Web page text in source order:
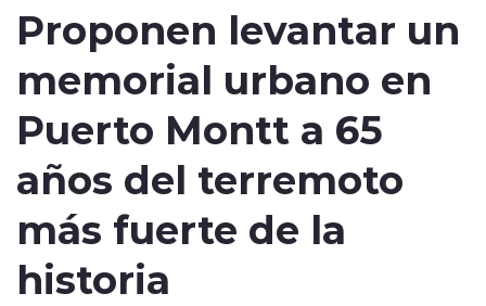
Regionales
Tendencias
Internacional
Deportes
Proponen levantar un
memorial urbano en
Puerto Montt a 65
años del terremoto
más fuerte de la
historia